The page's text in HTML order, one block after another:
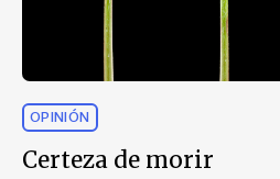
OPINIÓN
Certeza de morir